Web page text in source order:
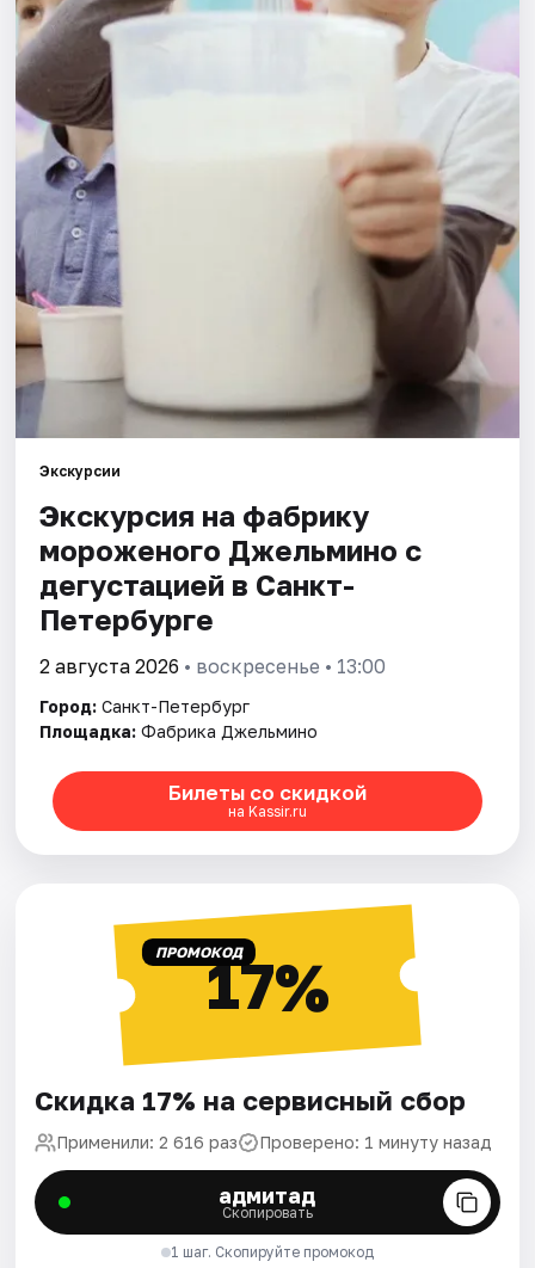
Города
Площадки
Артисты
Рейтинги
Экскурсии
Экскурсия на фабрику
мороженого Джельмино с
дегустацией в Санкт-
Петербурге
2 августа 2026 • воскресенье • 13:00
Город: Санкт-Петербург
Площадка: Фабрика Джельмино
Билеты со скидкой
на Kassir.ru
ПРОМОКОД17%
Скидка 17% на сервисный сбор
Применили: 2 616 раз Проверено: 1 минуту назад
адмитад
Скопировать
1 шаг. Скопируйте промокод